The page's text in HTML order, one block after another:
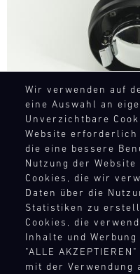
Wir verwenden auf
eine Auswahl an
Unverzichtbare
Website erforderlich
die eine bessere
Nutzung der
Cookies, die wir
Daten über die
Statistiken zu
Cookies, die
Inhalte und Werbung
"ALLE
mit der Verwendung
TANKBEFÜLLUNG
Bild